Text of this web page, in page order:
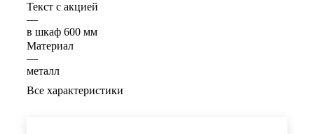
Текст с акцией
—
в шкаф 600 мм
Материал
—
металл
Все характеристики